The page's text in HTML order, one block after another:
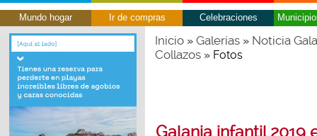
Mundo hogar Ir de compras Celebraciones
Inicio» Galerías» Noticia
Collazos» Fotos
Galania infantil 2019